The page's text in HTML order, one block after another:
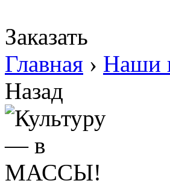
Заказать
Главная › Наши
Назад